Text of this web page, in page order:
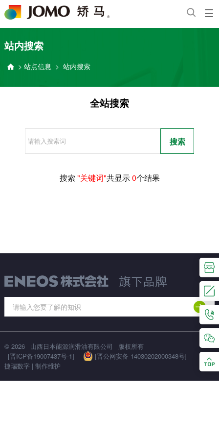
站内搜索
 >站点信息 > 站内搜索
全站搜索
搜索
搜索 "关键词"共显示0个结果
© 2026 山西日本能源润滑油有限公司
版权所有
[晋ICP备19007437号-1]
[晋公网安备 14030202000348号]
捷瑞数字 | 制作维护